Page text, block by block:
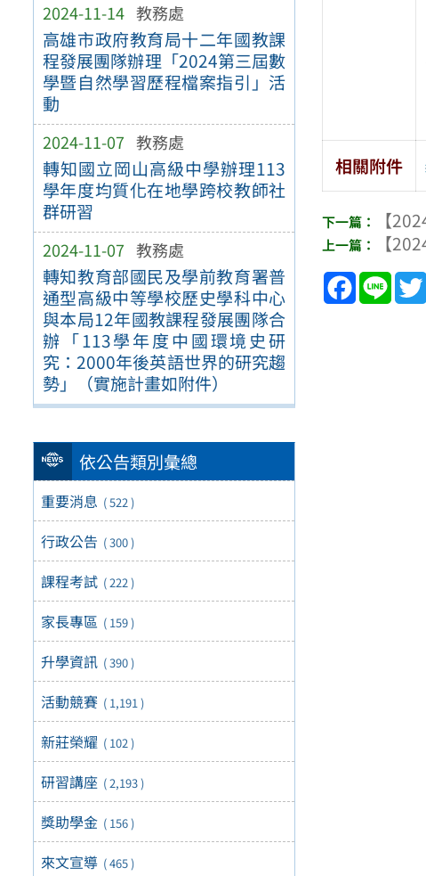
2024-11-14 教務處
高雄市政府教育局十二年國教課
程發展團隊辦理「2024第三屆數
學暨自然學習歷程檔案指引」活
動
2024-11-07 教務處
轉知國立岡山高級中學辦理113
學年度均質化在地學跨校教師社
群研習
2024-11-07 教務處
轉知教育部國民及學前教育署普
通型高級中等學校歷史學科中心
與本局12年國教課程發展團隊合
辦「113學年度中國環境史研
究：2000年後英語世界的研究趨
勢」（實施計畫如附件）
依公告類別彙總
重要消息 ( 522 )
行政公告 ( 300 )
課程考試 ( 222 )
家長專區 ( 159 )
升學資訊 ( 390 )
活動競賽 ( 1,191 )
新莊榮耀 ( 102 )
研習講座 ( 2,193 )
獎助學金 ( 156 )
來文宣導 ( 465 )
相關附件
【
【
Line